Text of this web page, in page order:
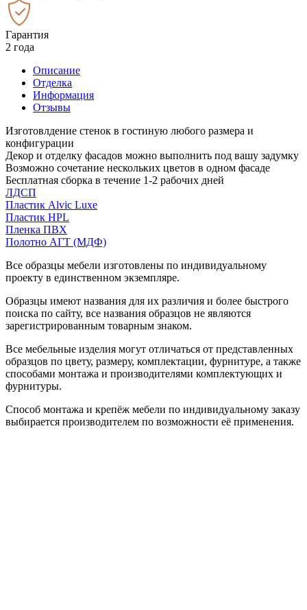
Гарантия
2 года
Описание
Отделка
Информация
Отзывы
Изготовлдение стенок в гостиную любого размера и
конфигурации
Декор и отделку фасадов можно выполнить под вашу задумку
Возможно сочетание нескольких цветов в одном фасаде
Бесплатная сборка в течение 1-2 рабочих дней
ЛДСП
Пластик Alvic Luxe
Пластик HPL
Пленка ПВХ
Полотно АГТ (МДФ)
Все образцы мебели изготовлены по индивидуальному
проекту в единственном экземпляре.
Образцы имеют названия для их различия и более быстрого
поиска по сайту, все названия образцов не являются
зарегистрированным товарным знаком.
Все мебельные изделия могут отличаться от представленных
образцов по цвету, размеру, комплектации, фурнитуре, а также
способами монтажа и производителями комплектующих и
фурнитуры.
Способ монтажа и крепёж мебели по индивидуальному заказу
выбирается производителем по возможности её применения.